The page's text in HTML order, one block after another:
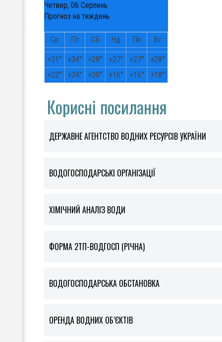
Четвер, 06 Серпень
Прогноз на тиждень
Ср Пт Сб Нд Пн Вт
+31° +34° +28° +27° +27° +28°
+22° +24° +20° +16° +16° +18°
Корисні посилання
ДЕРЖАВНЕ АГЕНТСТВО ВОДНИХ РЕСУРСІВ УКРАЇНИ
ВОДОГОСПОДАРСЬКІ ОРГАНІЗАЦІЇ
ХІМІЧНИЙ АНАЛІЗ ВОДИ
ФOРМА 2ТП-ВОДГОСП (РІЧНА)
ВОДОГОСПОДАРСЬКА ОБСТАНОВКА
ОРЕНДА ВОДНИХ ОБ’ЄКТІВ